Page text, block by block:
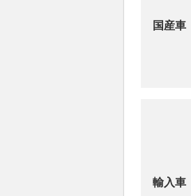
国産車
輸入車